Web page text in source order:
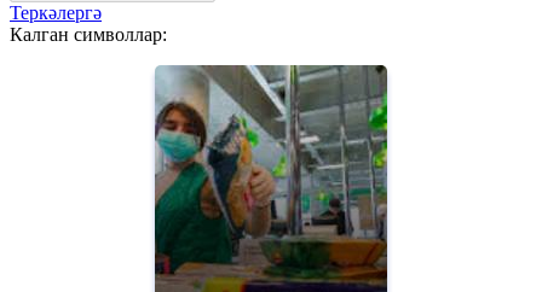
Теркәлергә
Калган символлар: